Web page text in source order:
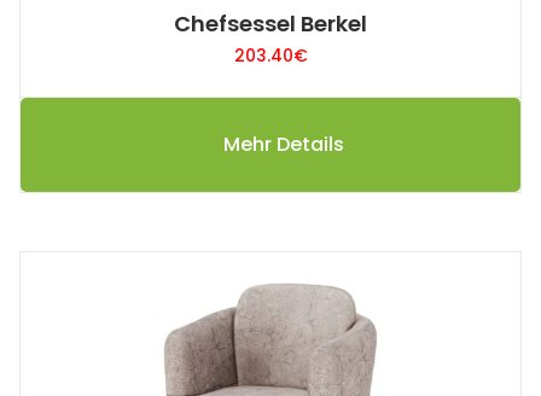
Chefsessel Berkel
203.40€
Mehr Details